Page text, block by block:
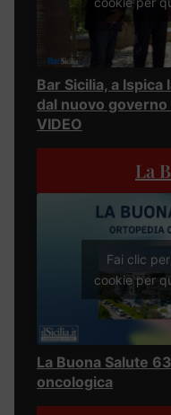
Bar Sicilia, a
dal nuovo governo
VIDEO
La
Fai clic
cookie per
La Buona Salute
oncologica